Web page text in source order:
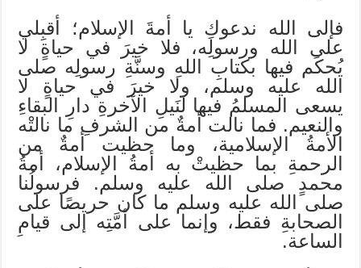
فإلى الله ندعوكِ يا أمةَ الإسلام؛ أقبِلي
على الله ورسولِه، فلا خيرَ في حياةٍ لا
يُحكَم فيها بكتابِ اللهِ وسنَّةِ رسولِه صلى
الله عليه وسلم، ولا خيرَ في حياةٍ لا
يسعى المسلمُ فيها لنَيلِ الآخرةِ دارِ البقاءِ
والنعيم. فما نالت أمةٌ من الشرفِ ما نالتْه
الأمةُ الإسلامية، وما حظيت أمةٌ من
الرحمةِ بما حظيتْ به أمةُ الإسلام، أمةُ
محمدٍ صلى الله عليه وسلم. فرسولُنا
صلى الله عليه وسلم ما كان حريصًا على
الصحابةِ فقط، وإنما على أمَّتِه إلى قيامِ
الساعة.